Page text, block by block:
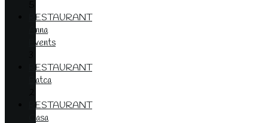
RESTAURANT
Anna
Events
RESTAURANT
Batca
RESTAURANT
Casa